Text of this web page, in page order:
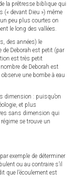
la prêtresse biblique qui
(« devant Dieu ») même
peu plus courtes on
le long des vallées.
des années) le
de Deborah est petit (par
est très petit
de Deborah est
une bombe à eau
dimension : puisqu’on
et plus
sans dimension qui
se trouve un
exemple de déterminer
ou au contraire s’il
que l’écoulement est